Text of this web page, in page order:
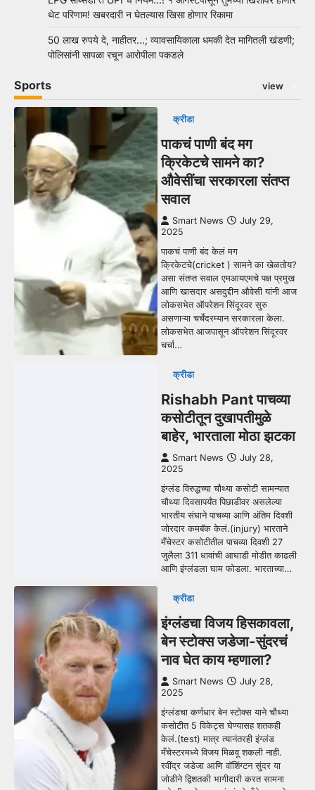
थेट परिणाम! खबरदारी न घेतल्यास खिसा होणार रिकामा
50 लाख रुपये दे, नाहीतर…; व्यावसायिकाला धमकी देत मागितली खंडणी;
पोलिसांनी सापळा रचून आरोपीला पकडले
Sports view
क्रीडा
पाकचं पाणी बंद मग
क्रिकेटचे सामने का?
औवेसींचा सरकारला संतप्त
सवाल
Smart News
July 29,
2025
पाकचं पाणी बंद केलं मग
क्रिकेटचे(cricket ) सामने का खेळतोय?
असा संतप्त सवाल एमआयएमचे पक्ष प्रमुख
आणि खासदार असदुद्दीन औवेसी यांनी आज
लोकसभेत ऑपरेशन सिंदूरवर सुरु
असणाऱ्या चर्चेदरम्यान सरकारला केला.
लोकसभेत आजपासून ऑपरेशन सिंदूरवर
चर्चा…
क्रीडा
Rishabh Pant पाचव्या
कसोटीतून दुखापतीमुळे
बाहेर, भारताला मोठा झटका
Smart News
July 28,
2025
इंग्लंड विरुद्धच्या चौथ्या कसोटी सामन्यात
चौथ्या दिवसापर्यंत पिछाडीवर असलेल्या
भारतीय संघाने पाचव्या आणि अंतिम दिवशी
जोरदार कमबॅक केलं.(injury) भारताने
मँचेस्टर कसोटीतील पाचव्या दिवशी 27
जुलैला 311 धावांची आघाडी मोडीत काढली
आणि इंग्लंडला घाम फोडला. भारताच्या…
क्रीडा
इंग्लंडचा विजय हिसकावला,
बेन स्टोक्स जडेजा-सुंदरचं
नाव घेत काय म्हणाला?
Smart News
July 28,
2025
इंग्लंडचा कर्णधार बेन स्टोक्स याने चौथ्या
कसोटीत 5 विकेट्स घेण्यासह शतकही
केलं.(test) मात्र त्यानंतरही इंग्लंड
मँचेस्टरमध्ये विजय मिळवू शकली नाही.
रवींद्र जडेजा आणि वॉशिंग्टन सुंदर या
जोडीने द्विशतकी भागीदारी करत सामना